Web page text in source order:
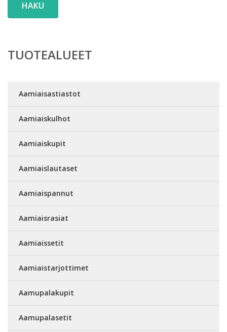
HAKU
TUOTEALUEET
Aamiaisastiastot
Aamiaiskulhot
Aamiaiskupit
Aamiaislautaset
Aamiaispannut
Aamiaisrasiat
Aamiaissetit
Aamiaistarjottimet
Aamupalakupit
Aamupalasetit